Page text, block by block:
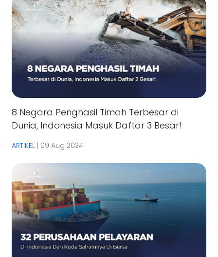
8 Negara Penghasil Timah Terbesar di
Dunia, Indonesia Masuk Daftar 3 Besar!
ARTIKEL 09 Aug 2024